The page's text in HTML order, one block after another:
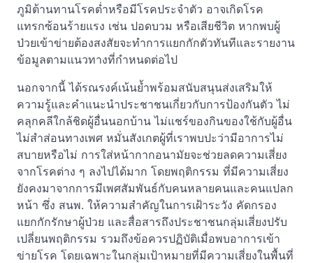
ภูมิต้านทานโรคต่ำหรือมีโรคประจำตัว อาจเกิดโรค
แทรกซ้อนร้ายแรง เช่น ปอดบวม หรือเสียชีวิต หากพบผู้
ป่วยเข้าข่ายต้องสงสัยจะทำการแยกกักตัวทันทีและรายงาน
ข้อมูลตามแนวทางที่กำหนดต่อไป
นอกจากนี้ ได้รณรงค์เน้นย้ำพร้อมสนับสนุนส่งเสริมให้
ความรู้และคำแนะนำประชาชนเกี่ยวกับการป้องกันตัว ไม่
คลุกคลีใกล้ชิดผู้อื่นนอกบ้าน ไม่แชร์ของกินของใช้กับผู้อื่น
ไม่สำส่อนทางเพศ หมั่นสังเกตผู้ที่เราพบปะว่ามีอาการไม่
สบายหรือไม่ การใส่หน้ากากอนามัยจะช่วยลดความเสี่ยง
จากโรคต่าง ๆ ลงไปได้มาก โดยพฤติกรรม ที่มีความเสี่ยง
ยังคงมาจากการมีเพศสัมพันธ์กับคนหลายคนและคนแปลก
หน้า ซึ่ง สนพ. ให้ความสำคัญในการเฝ้าระวัง คัดกรอง
แยกกักรักษาผู้ป่วย และสื่อสารถึงประชาชนกลุ่มเสี่ยงปรับ
เปลี่ยนพฤติกรรม รวมถึงข้อควรปฏิบัติเมื่อพบอาการเข้า
ข่ายโรค โดยเฉพาะในกลุ่มเป้าหมายที่มีความเสี่ยงในพื้นที่